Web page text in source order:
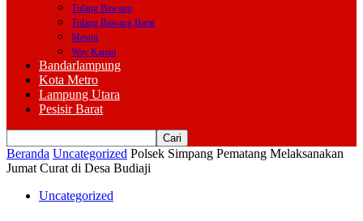
Tulang Bawang
Tulang Bawang Barat
Mesuji
Way Kanan
Bandarlampung
Kota Metro
Lampung Utara
Pesisir Barat
Beranda Uncategorized Polsek Simpang Pematang Melaksanakan
Jumat Curat di Desa Budiaji
Uncategorized